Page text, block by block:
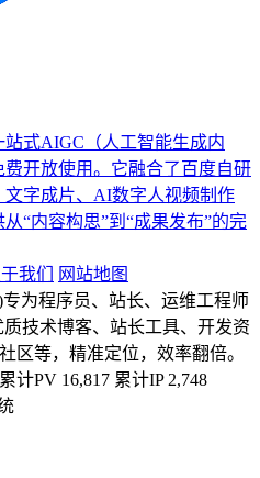
式AIGC（人工智能生成内
开放使用。它融合了百度自研
字成片、AI数字人视频制作
“内容构思”到“成果发布”的完
我们
网站地图
专为程序员、站长、运维工程师
技术博客、站长工具、开发资
区等，精准定位，效率翻倍。
累计PV 16,817 累计IP 2,748